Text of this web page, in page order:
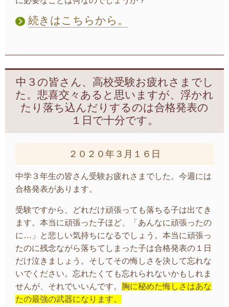
続きはこちらから。
中３の皆さん、高校受験お疲れさまでし
た。悲喜交々あると思いますが、浮かれ
たり落ち込んだりするのは合格発表の
１日で十分です。
２０２０年３月１６日
中学３年生の皆さん受験お疲れさまでした。今週には
合格発表があります。
受験ですから、どれだけ頑張っても落ちる子は出てき
ます。本当に頑張った子ほど、「あんなに頑張ったの
に…」と悲しい気持ちになるでしょう。本当に頑張っ
たのに残念ながら落ちてしまった子は合格発表の１日
だけ泣きましょう。そしてその悔しさを決して忘れな
いでください。忘れたくても忘れられないかもしれま
せんが、それでいいんです。
胸に秘めた悔しさはあな
たの最強の武器になります。